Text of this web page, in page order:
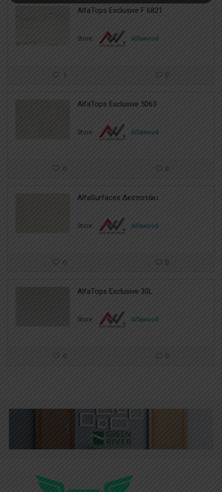
AlfaTops Exclusive F 6821
Store: Alfawood
1 0
AlfaTops Exclusive 5063
Store: Alfawood
0 0
AlfaSurfaces Δεσποτάκι
Store: Alfawood
0 0
AlfaTops Exclusive 30L
Store: Alfawood
0 0